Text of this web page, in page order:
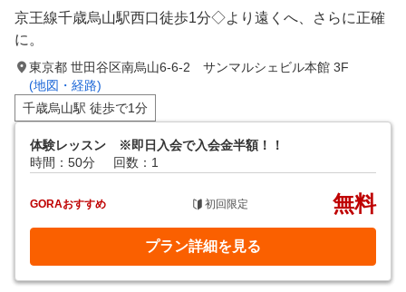
京王線千歳烏山駅西口徒歩1分◇より遠くへ、さらに正確
に。
東京都 世田谷区南烏山6-6-2 サンマルシェビル本館 3F
(地図・経路)
千歳烏山駅 徒歩で1分
体験レッスン ※即日入会で入会金半額！！
時間：50分
回数：1
GORAおすすめ 初回限定 無料
プラン詳細を見る